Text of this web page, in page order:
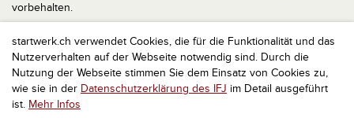
startwerk.ch verwendet Cookies, die für die Funktionalität und das
Nutzerverhalten auf der Webseite notwendig sind. Durch die
Nutzung der Webseite stimmen Sie dem Einsatz von Cookies zu,
wie sie in der Datenschutzerklärung des IFJ im Detail ausgeführt
ist. Mehr Infos
vorbehalten.
Impressum
Kontakt
nach oben